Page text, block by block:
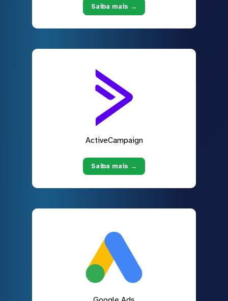
Saiba mais →
ActiveCampaign
Saiba mais →